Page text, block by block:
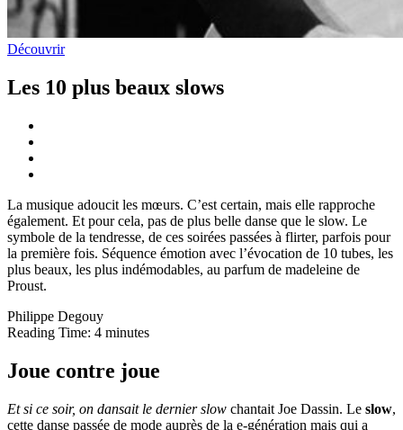
Découvrir
Les 10 plus beaux slows
La musique adoucit les mœurs. C’est certain, mais elle rapproche
également. Et pour cela, pas de plus belle danse que le slow. Le
symbole de la tendresse, de ces soirées passées à flirter, parfois pour
la première fois. Séquence émotion avec l’évocation de 10 tubes, les
plus beaux, les plus indémodables, au parfum de madeleine de
Proust.
Philippe Degouy
Reading Time: 4 minutes
Joue contre joue
Et si ce soir, on dansait le dernier slow chantait Joe Dassin. Le slow,
cette danse passée de mode auprès de la e-génération mais qui a